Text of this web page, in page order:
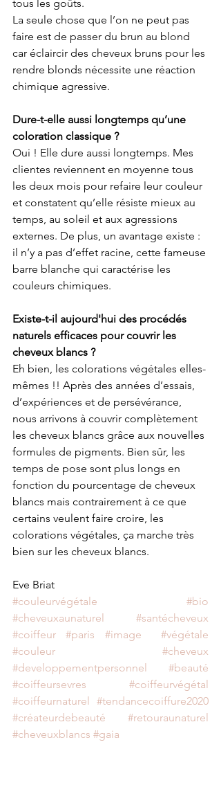
tous les goûts.
La seule chose que l’on ne peut pas
faire est de passer du brun au blond
car éclaircir des cheveux bruns pour les
rendre blonds nécessite une réaction
chimique agressive.
Dure-t-elle aussi longtemps qu’une
coloration classique ?
Oui ! Elle dure aussi longtemps. Mes
clientes reviennent en moyenne tous
les deux mois pour refaire leur couleur
et constatent qu’elle résiste mieux au
temps, au soleil et aux agressions
externes. De plus, un avantage existe :
il n’y a pas d’effet racine, cette fameuse
barre blanche qui caractérise les
couleurs chimiques.
Existe-t-il aujourd'hui des procédés
naturels efficaces pour couvrir les
cheveux blancs ?
Eh bien, les colorations végétales elles-
mêmes !! Après des années d’essais,
d’expériences et de persévérance,
nous arrivons à couvrir complètement
les cheveux blancs grâce aux nouvelles
formules de pigments. Bien sûr, les
temps de pose sont plus longs en
fonction du pourcentage de cheveux
blancs mais contrairement à ce que
certains veulent faire croire, les
colorations végétales, ça marche très
bien sur les cheveux blancs.
Eve Briat
#couleurvégétale
#bio
#cheveuxaunaturel
#santécheveux
#coiffeur
#paris #image
#végétale
#couleur
#cheveux
#developpementpersonnel
#beauté
#coiffeursevres
#coiffeurvégétal
#coiffeurnaturel #tendancecoiffure2020
#créateurdebeauté
#retouraunaturel
#cheveuxblancs #gaia